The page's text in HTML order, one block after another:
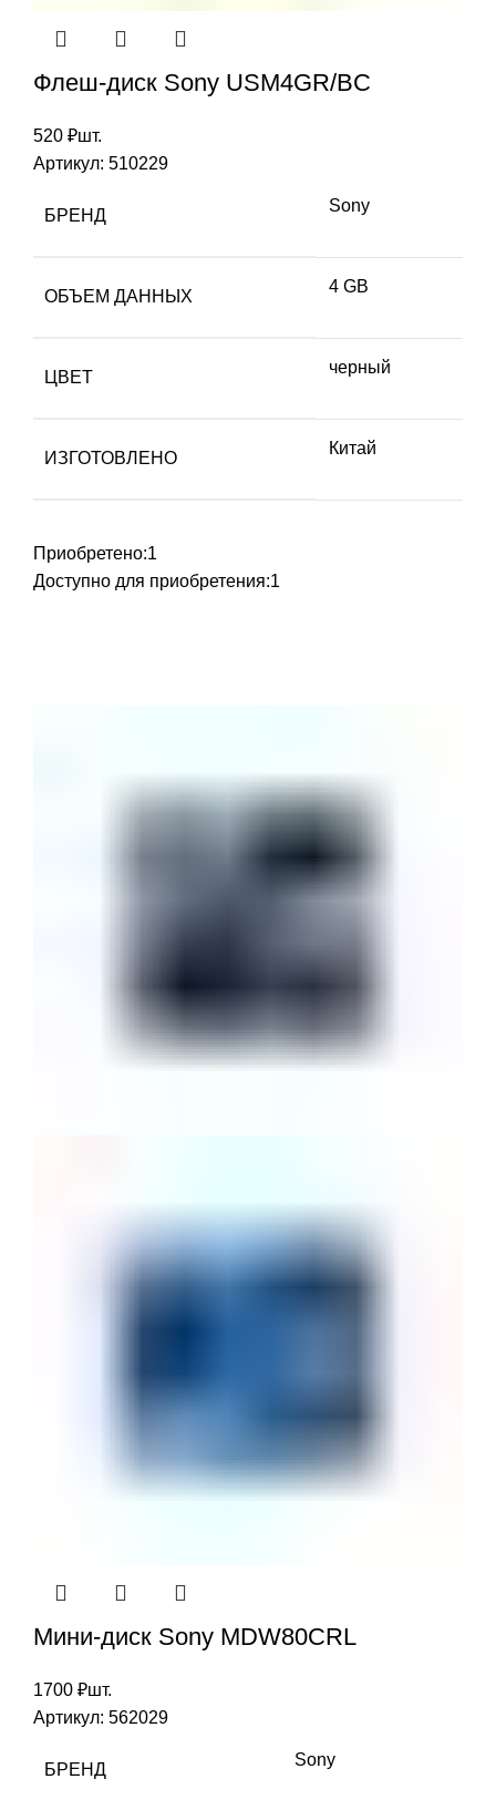
Флеш-диск Sony USM4GR/BC
520 ₽шт.
Артикул: 510229
БРЕНД
Sony
ОБЪЕМ ДАННЫХ
4 GB
ЦВЕТ
черный
ИЗГОТОВЛЕНО
Китай
Приобретено:1
Доступно для приобретения:1
Мини-диск Sony MDW80CRL
1700 ₽шт.
Артикул: 562029
БРЕНД
Sony